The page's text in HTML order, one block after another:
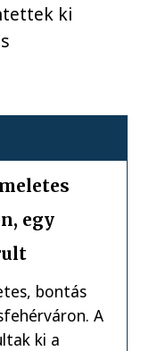
ki
egy
bontás
A
ki a